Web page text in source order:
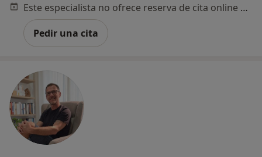
Este especialista no ofrece reserva de cita online en esta dirección.
Pedir una cita